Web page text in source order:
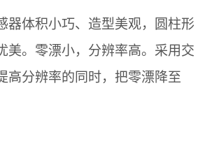
器体积小巧、造型美观，圆柱形
美。零漂小，分辨率高。采用交
高分辨率的同时，把零漂降至